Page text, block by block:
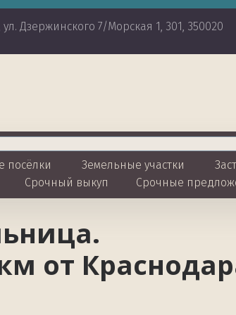
ул. Дзержинского 7/Морская 1, 301, 350020
посёлки Земельные участки
Срочный выкуп Срочные
от